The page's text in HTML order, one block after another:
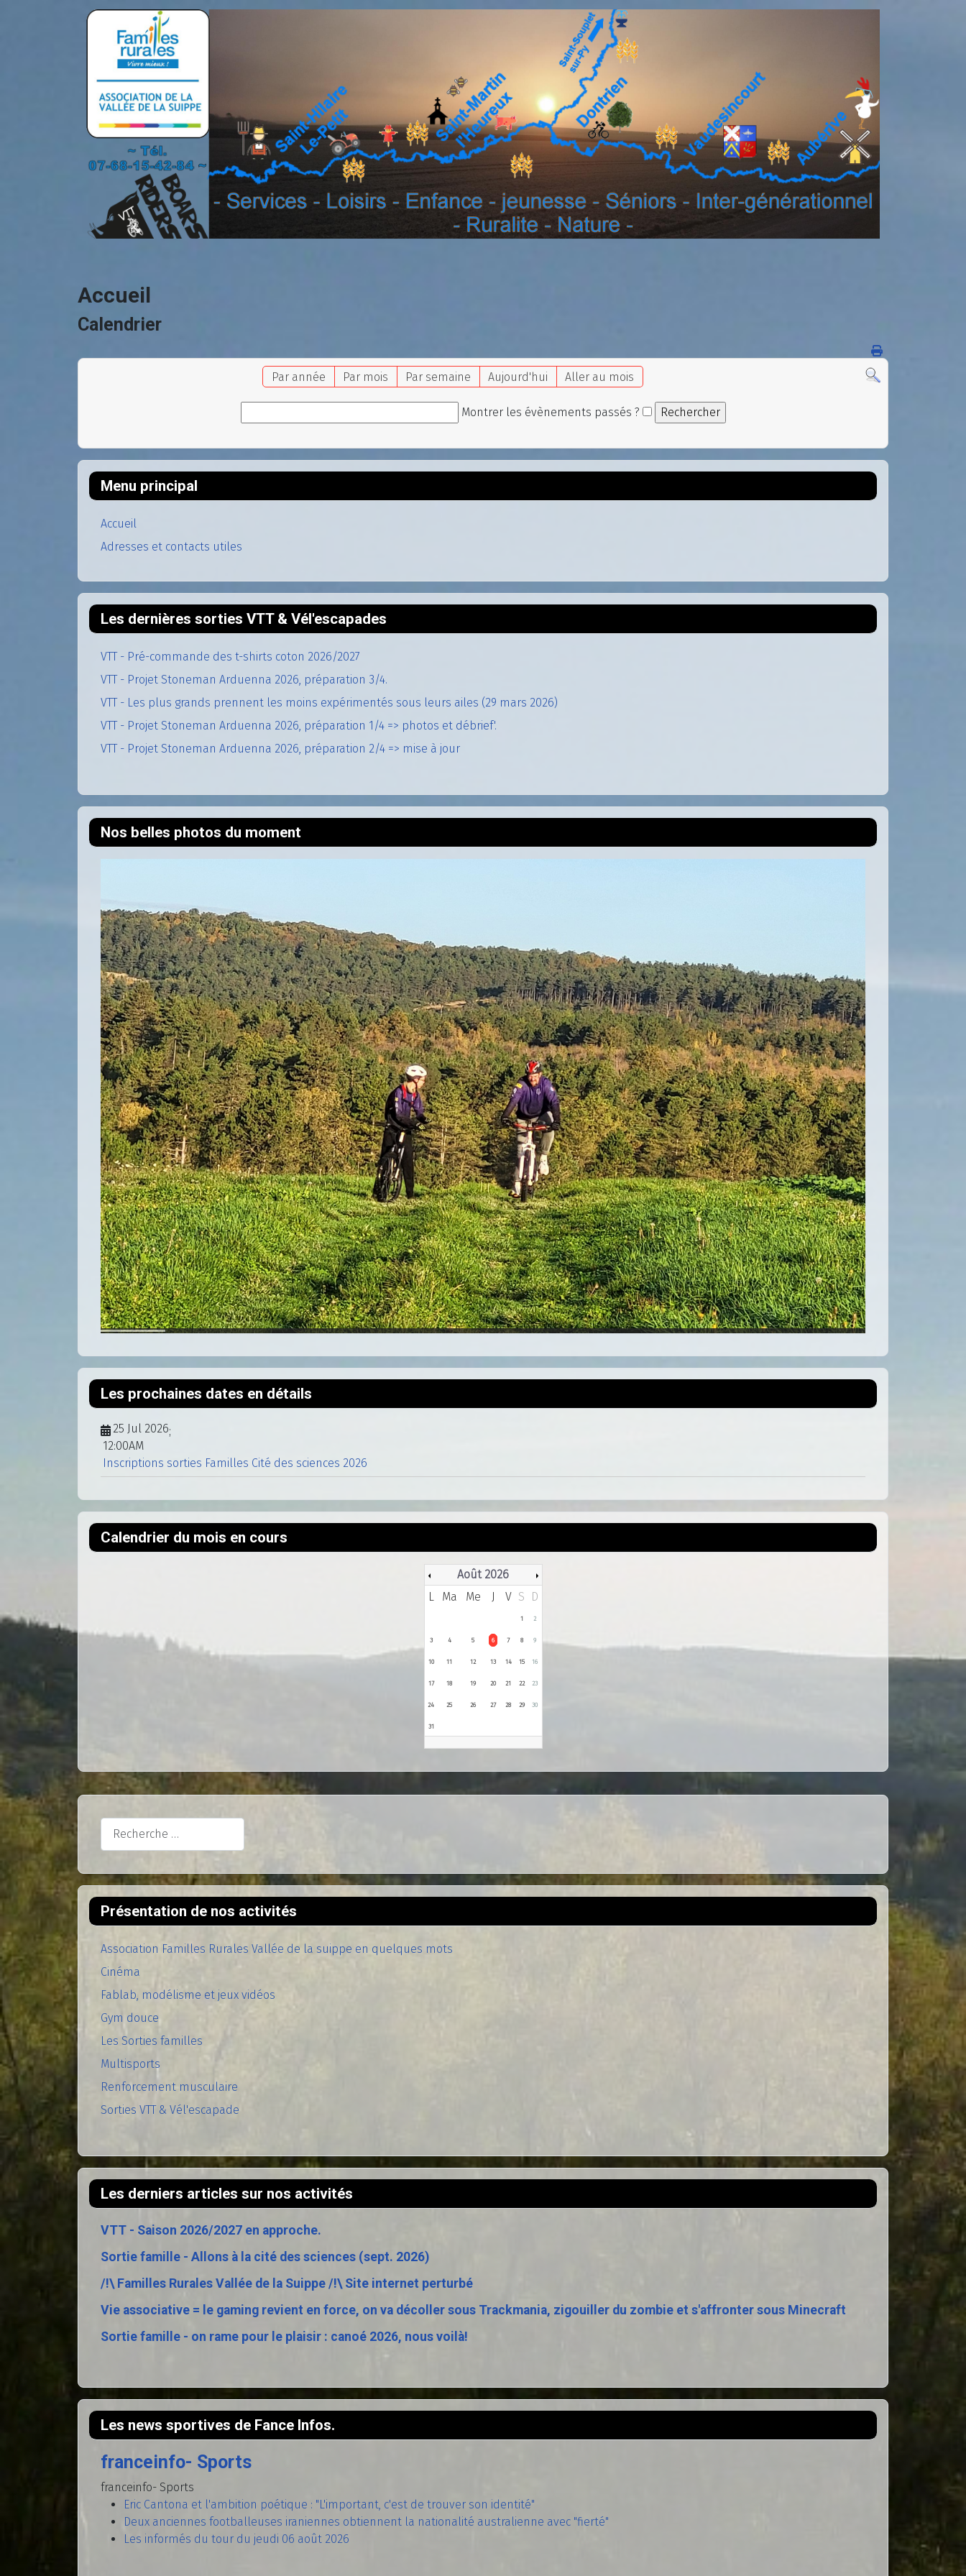
Rechercher
Présentation de nos activités
Association Familles Rurales Vallée de la suippe en quelques mots
Cinéma
Fablab, modélisme et jeux vidéos
Gym douce
Les Sorties familles
Multisports
Renforcement musculaire
Sorties VTT & Vél'escapade
Les derniers articles sur nos activités
VTT - Saison 2026/2027 en approche.
Sortie famille - Allons à la cité des sciences (sept. 2026)
/!\ Familles Rurales Vallée de la Suippe /!\ Site internet perturbé
Vie associative = le gaming revient en force, on va décoller sous Trackmania, zigouiller du zombie et s'affronter sous Minecraft
Sortie famille - on rame pour le plaisir : canoé 2026, nous voilà!
Les news sportives de Fance Infos.
franceinfo- Sports
franceinfo- Sports
Eric Cantona et l'ambition poétique : "L'important, c'est de trouver son identité"
Deux anciennes footballeuses iraniennes obtiennent la nationalité australienne avec "fierté"
Les informés du tour du jeudi 06 août 2026
Accueil
Calendrier
Par année Par mois Par semaine Aujourd'hui Aller au mois
Montrer les évènements passés ?
Menu principal
Accueil
Adresses et contacts utiles
Les dernières sorties VTT & Vél'escapades
VTT - Pré-commande des t-shirts coton 2026/2027
VTT - Projet Stoneman Arduenna 2026, préparation 3/4.
VTT - Les plus grands prennent les moins expérimentés sous leurs ailes (29 mars 2026)
VTT - Projet Stoneman Arduenna 2026, préparation 1/4 => photos et débrief'.
VTT - Projet Stoneman Arduenna 2026, préparation 2/4 => mise à jour
Nos belles photos du moment
Les prochaines dates en détails
25 Jul 2026;
12:00AM
Inscriptions sorties Familles Cité des sciences 2026
Calendrier du mois en cours
Août 2026
L
Ma Me J V S D
1 2
3 4 5 6 7 8 9
10 11 12 13 14 15 16
17 18 19 20 21 22 23
24 25 26 27 28 29 30
31